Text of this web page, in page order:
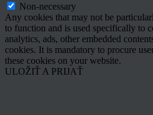
Non-necessary
Any cookies that may not be
to function and is used specifically to
analytics, ads, other embedded
cookies. It is mandatory to procure
these cookies on your website.
ULOŽIŤ A PRIJAŤ